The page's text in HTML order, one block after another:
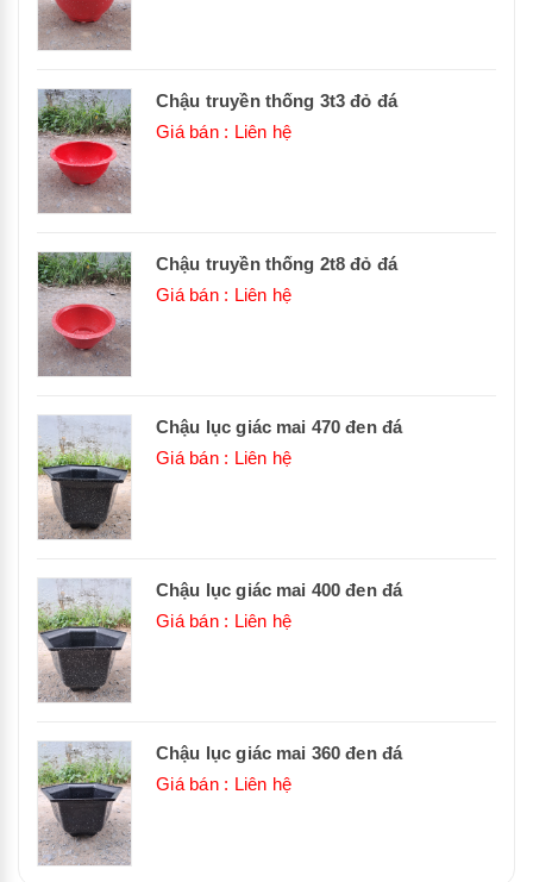
Chậu truyền thống 3t3 đỏ đá
Giá bán : Liên hệ
Chậu truyền thống 2t8 đỏ đá
Giá bán : Liên hệ
Chậu lục giác mai 470 đen đá
Giá bán : Liên hệ
Chậu lục giác mai 400 đen đá
Giá bán : Liên hệ
Chậu lục giác mai 360 đen đá
Giá bán : Liên hệ